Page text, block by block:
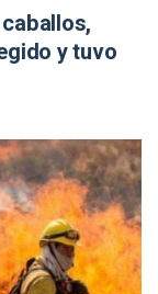
y tuvo